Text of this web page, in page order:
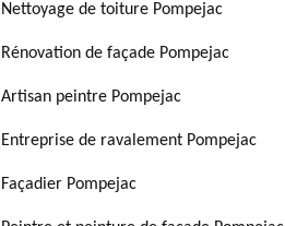
Nettoyage de toiture Pompejac
Rénovation de façade Pompejac
Artisan peintre Pompejac
Entreprise de ravalement Pompejac
Façadier Pompejac